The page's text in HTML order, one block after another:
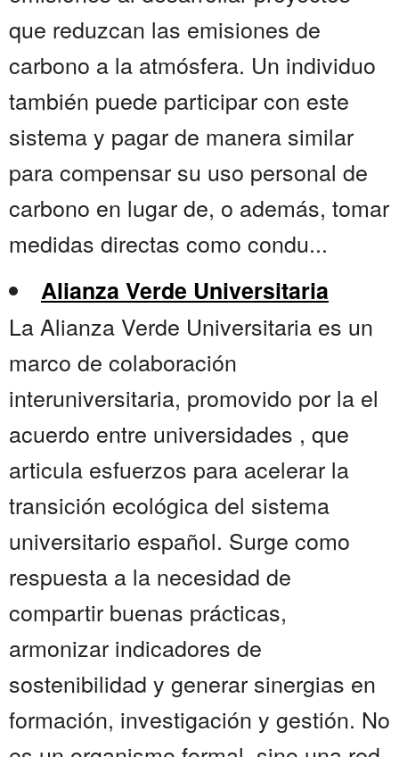
que reduzcan las emisiones de
carbono a la atmósfera. Un individuo
también puede participar con este
sistema y pagar de manera similar
para compensar su uso personal de
carbono en lugar de, o además, tomar
medidas directas como condu...
Alianza Verde Universitaria
La Alianza Verde Universitaria es un
marco de colaboración
interuniversitaria, promovido por la el
acuerdo entre universidades , que
articula esfuerzos para acelerar la
transición ecológica del sistema
universitario español. Surge como
respuesta a la necesidad de
compartir buenas prácticas,
armonizar indicadores de
sostenibilidad y generar sinergias en
formación, investigación y gestión. No